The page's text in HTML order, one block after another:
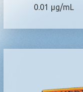
0.01 µg/mL